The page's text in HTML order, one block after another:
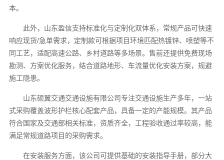
本。
此外，山东盈信支持标准化与定制化双体系，常规产品可快速
响应现货/急单需求，定制款可根据项目环境匹配热镀锌、喷塑等不
同工艺，适配高速公路、乡村道路等多场景。售前还提供免费现场
勘测、方案优化服务，结合道路地形、车流量优化安装方案，规避
施工隐患。
山东硕翼交通交通设施有限公司专注交通设施生产多年，一站
式采购覆盖波形护栏核心配套产品，具备一定的产能规模。其产品
符合国家及交通部相关标准，资质齐全，工程验收通过率较高，能
满足常规道路项目的采购需求。
在安装服务方面，该公司可提供基础的安装指导手册，部分大